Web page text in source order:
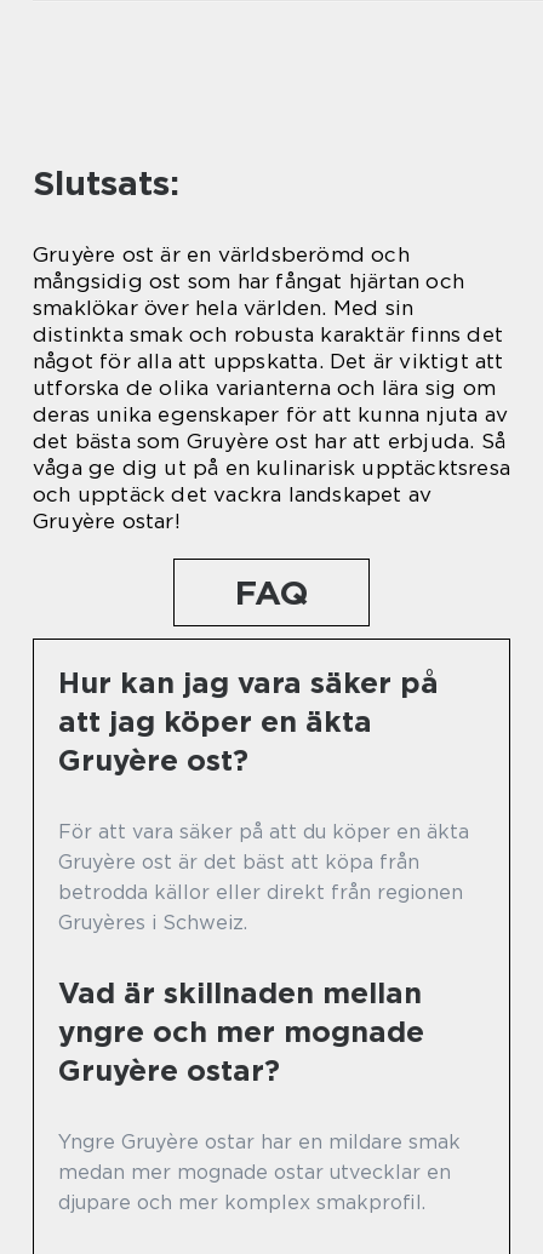
Slutsats:
Gruyère ost är en världsberömd och
mångsidig ost som har fångat hjärtan och
smaklökar över hela världen. Med sin
distinkta smak och robusta karaktär finns det
något för alla att uppskatta. Det är viktigt att
utforska de olika varianterna och lära sig om
deras unika egenskaper för att kunna njuta av
det bästa som Gruyère ost har att erbjuda. Så
våga ge dig ut på en kulinarisk upptäcktsresa
och upptäck det vackra landskapet av
Gruyère ostar!
FAQ
Hur kan jag vara säker på
att jag köper en äkta
Gruyère ost?
För att vara säker på att du köper en äkta
Gruyère ost är det bäst att köpa från
betrodda källor eller direkt från regionen
Gruyères i Schweiz.
Vad är skillnaden mellan
yngre och mer mognade
Gruyère ostar?
Yngre Gruyère ostar har en mildare smak
medan mer mognade ostar utvecklar en
djupare och mer komplex smakprofil.